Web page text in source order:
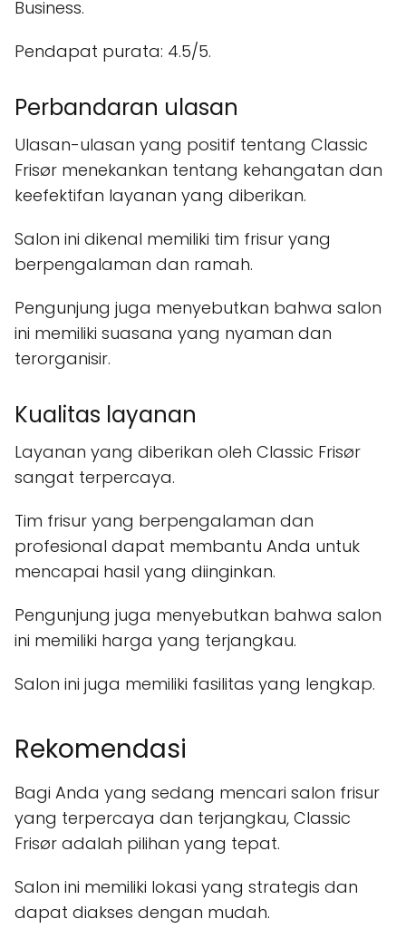
Business.
Pendapat purata: 4.5/5.
Perbandaran ulasan
Ulasan-ulasan yang positif tentang Classic
Frisør menekankan tentang kehangatan dan
keefektifan layanan yang diberikan.
Salon ini dikenal memiliki tim frisur yang
berpengalaman dan ramah.
Pengunjung juga menyebutkan bahwa salon
ini memiliki suasana yang nyaman dan
terorganisir.
Kualitas layanan
Layanan yang diberikan oleh Classic Frisør
sangat terpercaya.
Tim frisur yang berpengalaman dan
profesional dapat membantu Anda untuk
mencapai hasil yang diinginkan.
Pengunjung juga menyebutkan bahwa salon
ini memiliki harga yang terjangkau.
Salon ini juga memiliki fasilitas yang lengkap.
Rekomendasi
Bagi Anda yang sedang mencari salon frisur
yang terpercaya dan terjangkau, Classic
Frisør adalah pilihan yang tepat.
Salon ini memiliki lokasi yang strategis dan
dapat diakses dengan mudah.